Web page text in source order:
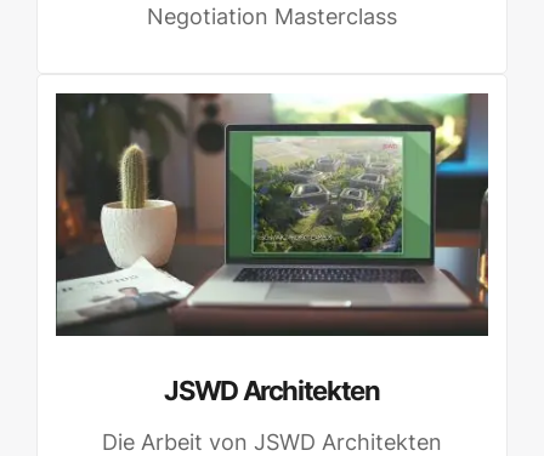
Negotiation Masterclass
JSWD Architekten
Die Arbeit von JSWD Architekten